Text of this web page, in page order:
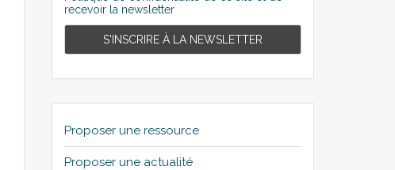
recevoir la newsletter
Proposer une ressource
Proposer une actualité